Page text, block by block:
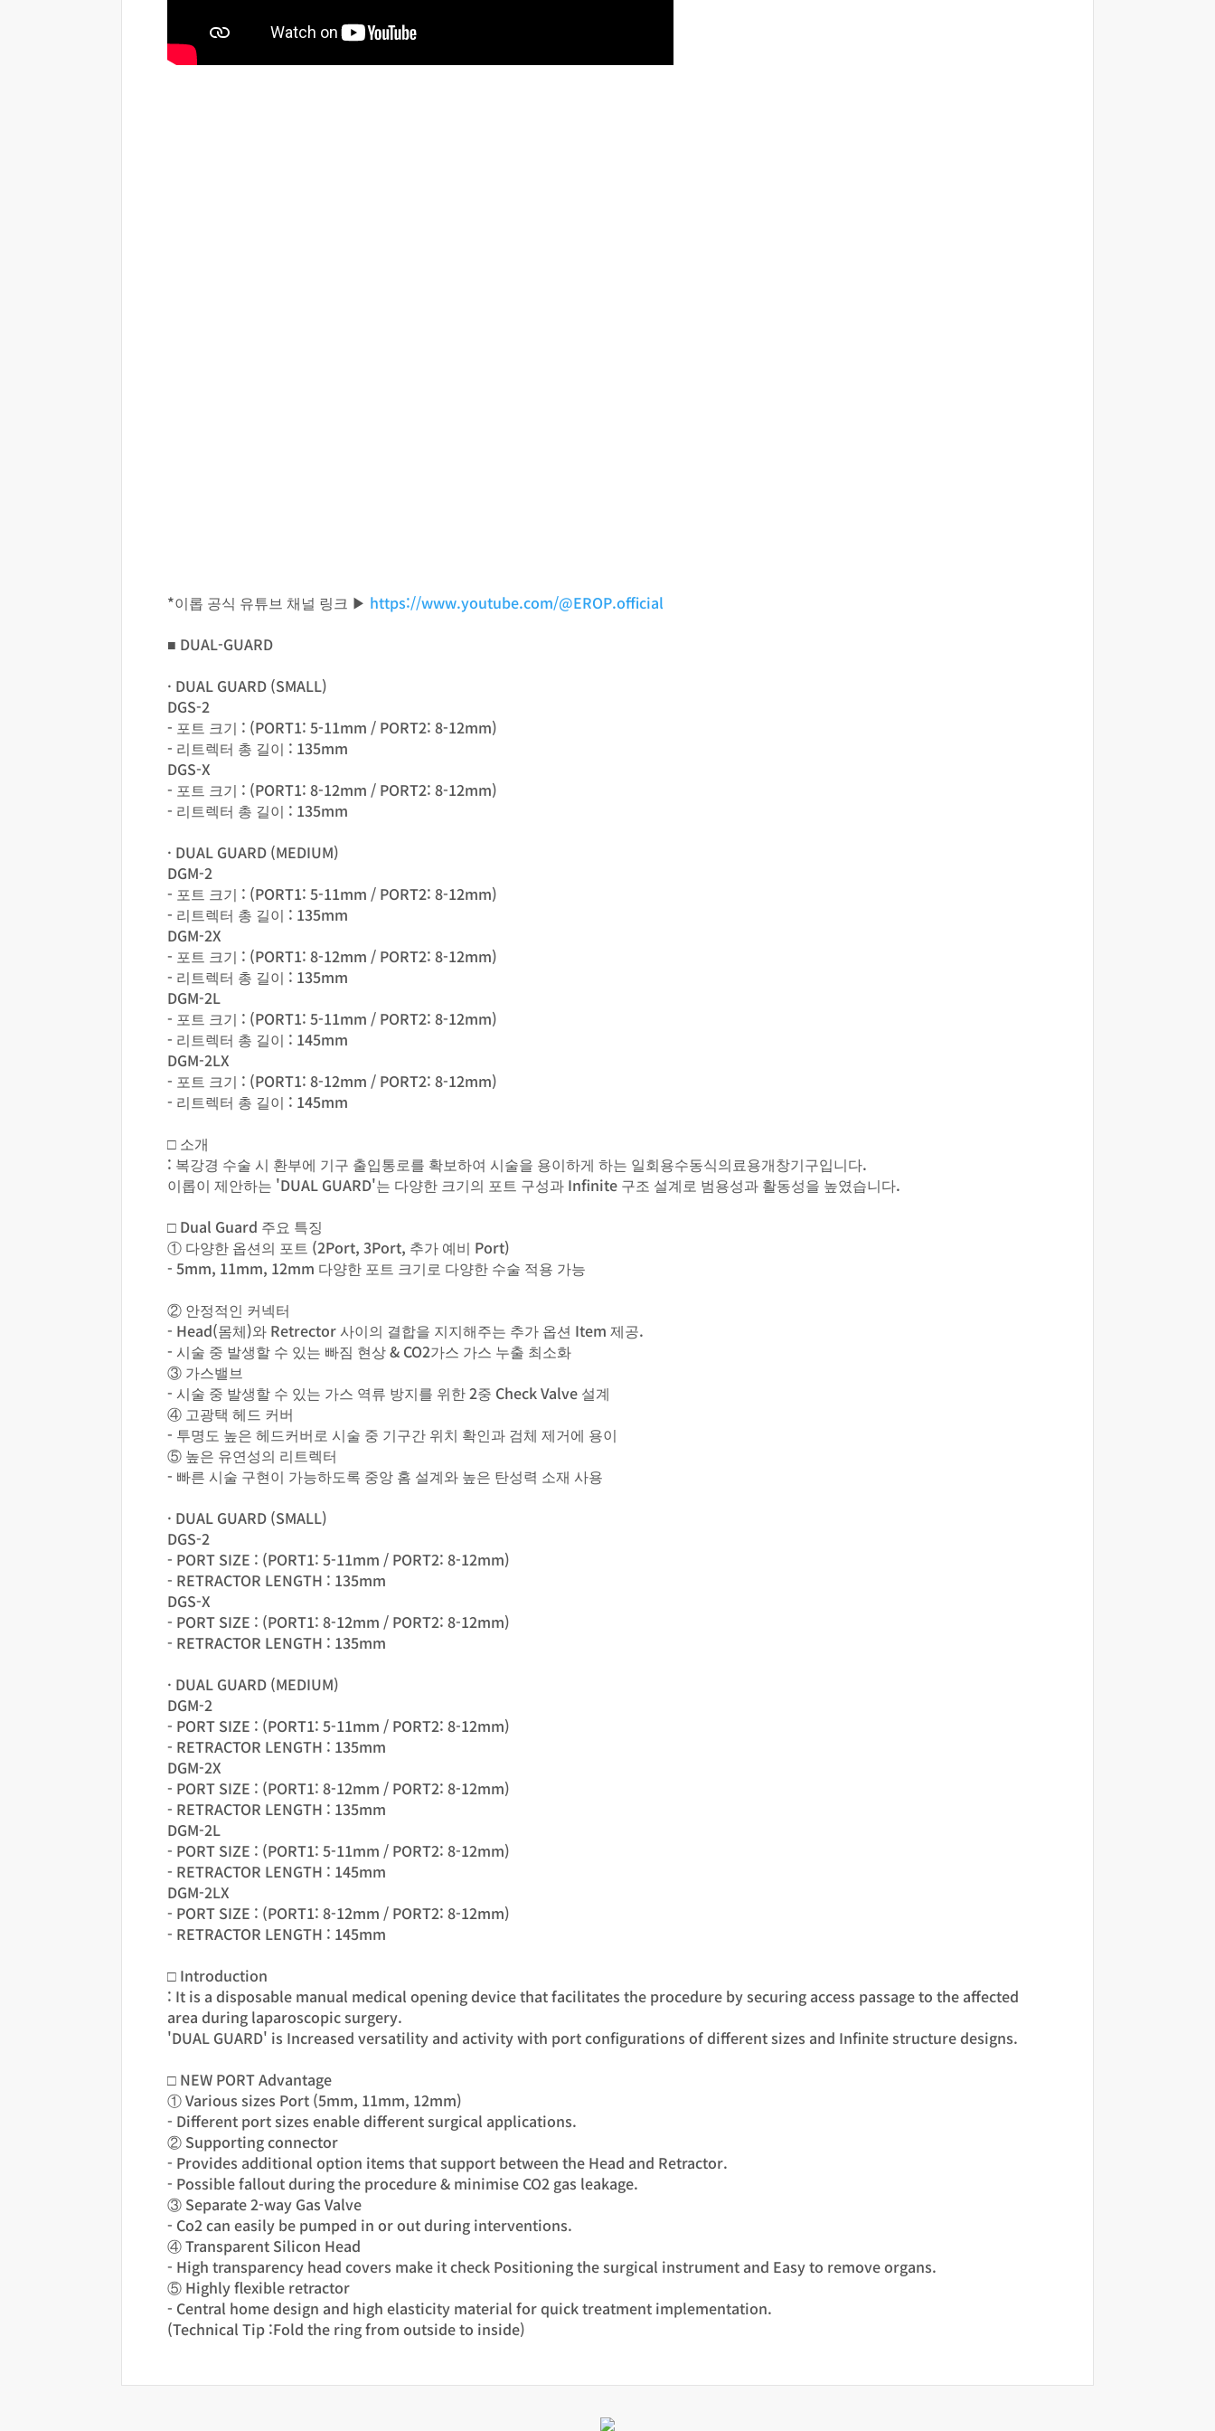
*이롭 공식 유튜브 채널 링크 ▶ https://www.youtube.com/@EROP.official
■ DUAL-GUARD
· DUAL GUARD (SMALL)
DGS-2
- 포트 크기 : (PORT1: 5-11mm / PORT2: 8-12mm)
- 리트렉터 총 길이 : 135mm
DGS-X
- 포트 크기 : (PORT1: 8-12mm / PORT2: 8-12mm)
- 리트렉터 총 길이 : 135mm
· DUAL GUARD (MEDIUM)
DGM-2
- 포트 크기 : (PORT1: 5-11mm / PORT2: 8-12mm)
- 리트렉터 총 길이 : 135mm
DGM-2X
- 포트 크기 : (PORT1: 8-12mm / PORT2: 8-12mm)
- 리트렉터 총 길이 : 135mm
DGM-2L
- 포트 크기 : (PORT1: 5-11mm / PORT2: 8-12mm)
- 리트렉터 총 길이 : 145mm
DGM-2LX
- 포트 크기 : (PORT1: 8-12mm / PORT2: 8-12mm)
- 리트렉터 총 길이 : 145mm
□ 소개
: 복강경 수술 시 환부에 기구 출입통로를 확보하여 시술을 용이하게 하는 일회용수동식의료용개창기구입니다.
이롭이 제안하는 'DUAL GUARD'는 다양한 크기의 포트 구성과 Infinite 구조 설계로 범용성과 활동성을 높였습니다.
□ Dual Guard 주요 특징
① 다양한 옵션의 포트 (2Port, 3Port, 추가 예비 Port)
- 5mm, 11mm, 12mm 다양한 포트 크기로 다양한 수술 적용 가능
② 안정적인 커넥터
- Head(몸체)와 Retrector 사이의 결합을 지지해주는 추가 옵션 Item 제공.
- 시술 중 발생할 수 있는 빠짐 현상 & CO2가스 가스 누출 최소화
③ 가스밸브
- 시술 중 발생할 수 있는 가스 역류 방지를 위한 2중 Check Valve 설계
④ 고광택 헤드 커버
- 투명도 높은 헤드커버로 시술 중 기구간 위치 확인과 검체 제거에 용이
⑤ 높은 유연성의 리트렉터
- 빠른 시술 구현이 가능하도록 중앙 홈 설계와 높은 탄성력 소재 사용
· DUAL GUARD (SMALL)
DGS-2
- PORT SIZE : (PORT1: 5-11mm / PORT2: 8-12mm)
- RETRACTOR LENGTH : 135mm
DGS-X
- PORT SIZE : (PORT1: 8-12mm / PORT2: 8-12mm)
- RETRACTOR LENGTH : 135mm
· DUAL GUARD (MEDIUM)
DGM-2
- PORT SIZE : (PORT1: 5-11mm / PORT2: 8-12mm)
- RETRACTOR LENGTH : 135mm
DGM-2X
- PORT SIZE : (PORT1: 8-12mm / PORT2: 8-12mm)
- RETRACTOR LENGTH : 135mm
DGM-2L
- PORT SIZE : (PORT1: 5-11mm / PORT2: 8-12mm)
- RETRACTOR LENGTH : 145mm
DGM-2LX
- PORT SIZE : (PORT1: 8-12mm / PORT2: 8-12mm)
- RETRACTOR LENGTH : 145mm
□ Introduction
: It is a disposable manual medical opening device that facilitates the procedure by securing access passage to the affected
area during laparoscopic surgery.
'DUAL GUARD' is Increased versatility and activity with port configurations of different sizes and Infinite structure designs.
□ NEW PORT Advantage
① Various sizes Port (5mm, 11mm, 12mm)
- Different port sizes enable different surgical applications.
② Supporting connector
- Provides additional option items that support between the Head and Retractor.
- Possible fallout during the procedure & minimise CO2 gas leakage.
③ Separate 2-way Gas Valve
- Co2 can easily be pumped in or out during interventions.
④ Transparent Silicon Head
- High transparency head covers make it check Positioning the surgical instrument and Easy to remove organs.
⑤ Highly flexible retractor
- Central home design and high elasticity material for quick treatment implementation.
(Technical Tip :Fold the ring from outside to inside)